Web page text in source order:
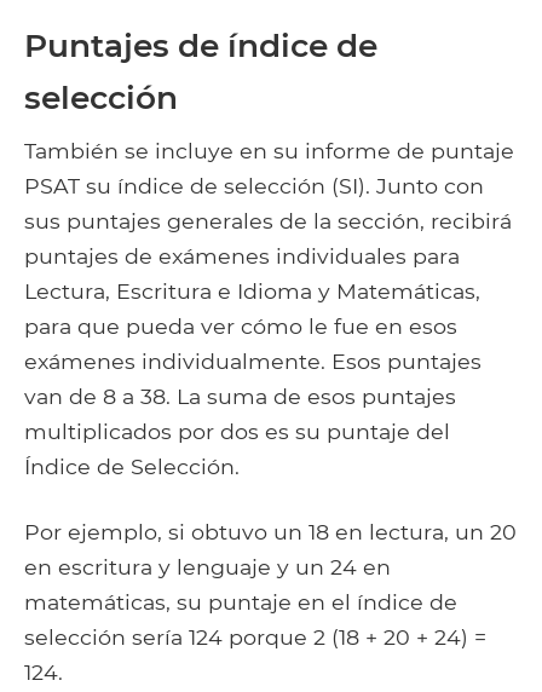
Puntajes de índice de
selección
También se incluye en su informe de puntaje
PSAT su índice de selección (SI). Junto con
sus puntajes generales de la sección, recibirá
puntajes de exámenes individuales para
Lectura, Escritura e Idioma y Matemáticas,
para que pueda ver cómo le fue en esos
exámenes individualmente. Esos puntajes
van de 8 a 38. La suma de esos puntajes
multiplicados por dos es su puntaje del
Índice de Selección.
Por ejemplo, si obtuvo un 18 en lectura, un 20
en escritura y lenguaje y un 24 en
matemáticas, su puntaje en el índice de
selección sería 124 porque 2 (18 + 20 + 24) =
124.